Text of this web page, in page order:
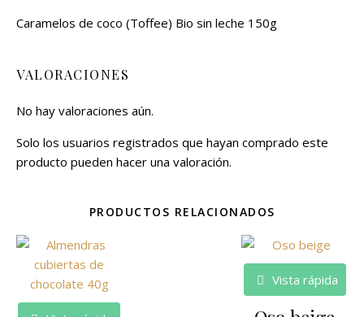
Caramelos de coco (Toffee) Bio sin leche 150g
VALORACIONES
No hay valoraciones aún.
Solo los usuarios registrados que hayan comprado este
producto pueden hacer una valoración.
PRODUCTOS RELACIONADOS
Vista rápida